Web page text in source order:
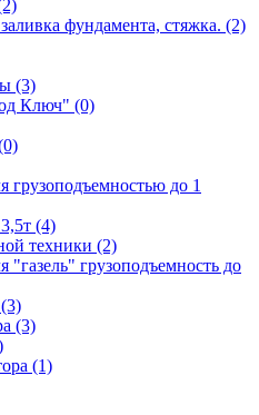
фундамента, стяжка. (2)
(3)
Ключ" (0)
грузоподъемностью до 1
(4)
техники (2)
"газель" грузоподъемность до
(3)
(1)